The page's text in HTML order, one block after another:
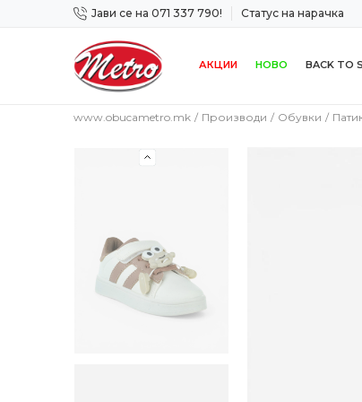
Јави се на 071 337 790! Статус на нарачка
Сигурно плаќање со платежна
АКЦИИ НОВО BACK TO
www.obucametro.mk Производи Обувки